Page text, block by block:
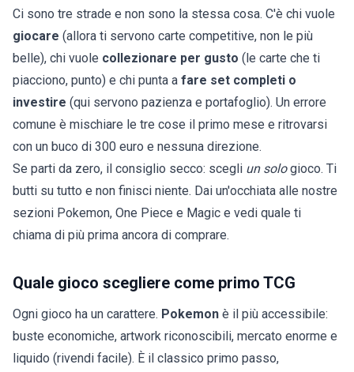
Ci sono tre strade e non sono la stessa cosa. C'è chi vuole
giocare (allora ti servono carte competitive, non le più
belle), chi vuole collezionare per gusto (le carte che ti
piacciono, punto) e chi punta a fare set completi o
investire (qui servono pazienza e portafoglio). Un errore
comune è mischiare le tre cose il primo mese e ritrovarsi
con un buco di 300 euro e nessuna direzione.
Se parti da zero, il consiglio secco: scegli un sologioco. Ti
butti su tutto e non finisci niente. Dai un'occhiata alle nostre
sezioni Pokemon, One Piece e Magic e vedi quale ti
chiama di più prima ancora di comprare.
Quale gioco scegliere come primo TCG
Ogni gioco ha un carattere. Pokemon è il più accessibile:
buste economiche, artwork riconoscibili, mercato enorme e
liquido (rivendi facile). È il classico primo passo,